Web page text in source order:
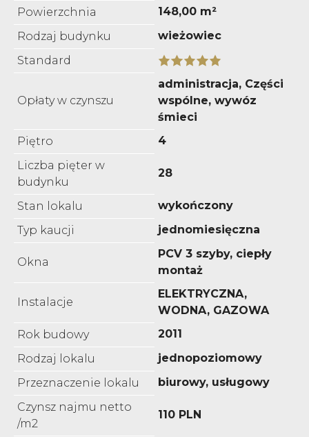
Powierzchnia
148,00 m²
Rodzaj budynku
wieżowiec
Standard
Opłaty w czynszu
administracja, Części
wspólne, wywóz
śmieci
Piętro
4
Liczba pięter w
budynku
28
Stan lokalu
wykończony
Typ kaucji
jednomiesięczna
Okna
PCV 3 szyby, ciepły
montaż
Instalacje
ELEKTRYCZNA,
WODNA, GAZOWA
Rok budowy
2011
Rodzaj lokalu
jednopoziomowy
Przeznaczenie lokalu
biurowy, usługowy
Czynsz najmu netto
/m2
110 PLN